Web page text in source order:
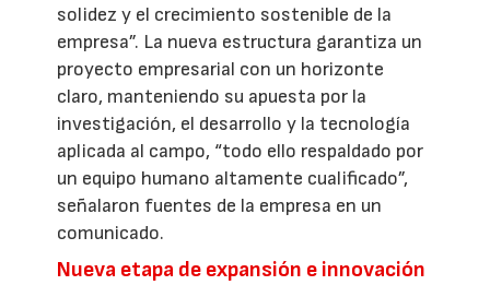
solidez y el crecimiento sostenible de la
empresa”. La nueva estructura garantiza un
proyecto empresarial con un horizonte
claro, manteniendo su apuesta por la
investigación, el desarrollo y la tecnología
aplicada al campo, “todo ello respaldado por
un equipo humano altamente cualificado”,
señalaron fuentes de la empresa en un
comunicado.
Nueva etapa de expansión e innovación